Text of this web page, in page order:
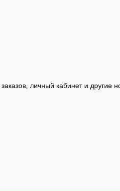
личный кабинет и другие